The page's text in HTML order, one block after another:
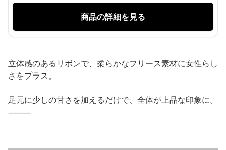
商品の詳細を見る
立体感のあるリボンで、柔らかなフリース素材に女性らし
さをプラス。
足元に少しの甘さを加えるだけで、全体が上品な印象に。
⸻